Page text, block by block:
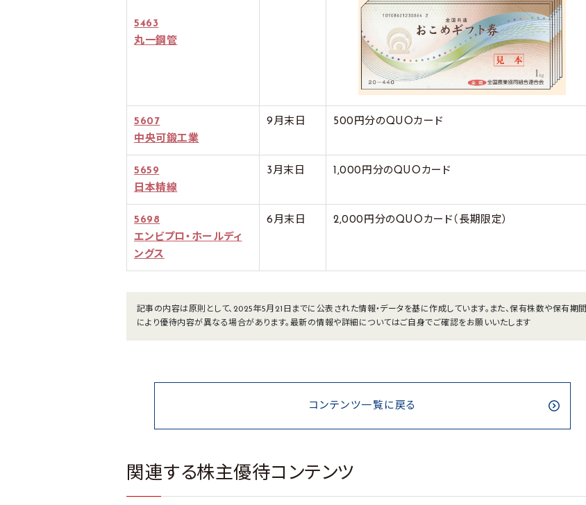
5463
丸一鋼管
5607
中央可鍛工業
9月末日 500円分のQUOカード
5659
日本精線
3月末日 1,000円分のQUOカード
5698
エンビプロ・ホールディ
ングス
6月末日 2,000円分のQUOカード（長期限定）
記事の内容は原則として、2025年5月21日までに公表された情報・データを基に作成しています。また、保有株数や保有期間
により優待内容が異なる場合があります。最新の情報や詳細についてはご自身でご確認をお願いいたします
コンテンツ一覧に戻る
関連する株主優待コンテンツ